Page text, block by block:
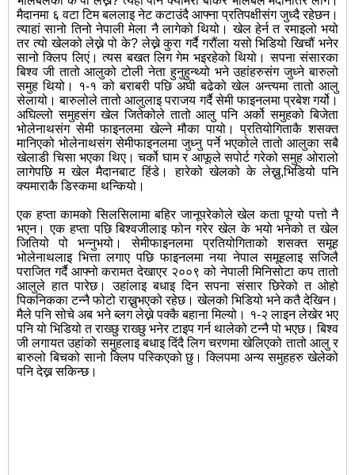
मैदानमा ६ वटा टिम बललाइ नेट कटाउंदै आफ्ना प्रतिपक्षीसंग जुध्दै रहेछन।
त्याहां सानो तिनो नेपाली मेला नै लागेको थियो। खेल हेर्न त रमाइलो भयो
तर त्यो खेलको लेख्ने पो के? लेख्ने कुरा गर्दै गरौंला यसो भिडियो खिचौं भनेर
सानो क्लिप लिएं। त्यस बखत लिग गेम भइरहेको थियो। सपना संसारका
बिश्व जी तातो आलुको टोली नेता हुनुहुन्थ्यो भने उहांहरुसंग जुध्ने बारुलो
समुह थियो। १-१ को बराबरी पछि अघी बढेको खेल अन्त्यमा तातो आलु
सेलायो। बारुलोले तातो आलुलाइ पराजय गर्दै सेमी फाइनलमा प्रबेश गर्यो।
अघिल्लो समुहसंग खेल जितेकोले तातो आलु पनि अर्को समुहको बिजेता
भोलेनाथसंग सेमी फाइनलमा खेल्ने मौका पायो। प्रतियोगिताकै शसक्त
मानिएको भोलेनाथसंग सेमीफाइनलमा जुध्नु पर्ने भएकोले तातो आलुका सबै
खेलाडी चिसा भएका थिए। चर्को घाम र आफूले सपोर्ट गरेको समुह ओरालो
लागेपछि म खेल मैदानबाट हिंडे। हारेको खेलको के लेख्नु,भिडियो पनि
क्यमाराकै डिस्कमा थन्कियो।
एक हप्ता कामको सिलसिलामा बहिर जानूपरेकोले खेल कता पूग्यो पत्तो नै
भएन। एक हप्ता पछि बिश्वजीलाइ फोन गरेर खेल के भयो भनेको त खेल
जितियो पो भन्नुभयो। सेमीफाइनलमा प्रतियोगिताको शसक्त समूह
भोलेनाथलाइ भित्ता लगाए पछि फाइनलमा नया नेपाल समूहलाइ सजिलै
पराजित गर्दै आफ्नो करामत देखाएर २००९ को नेपाली मिनिसोटा कप तातो
आलुले हात पारेछ। उहांलाइ बधाइ दिन सपना संसार छिरेको त ओहो
पिकनिकका टन्नै फोटो राख्नुभएको रहेछ। खेलको भिडियो भने कतै देखिन।
मैले पनि सोचे अब भने ब्लग लेख्ने पक्कै बहाना मिल्यो। १-२ लाइन लेखेर भए
पनि यो भिडियो त राख्छु राख्छु भनेर टाइप गर्न थालेको टन्नै पो भएछ। बिश्व
जी लगायत उहांको समुहलाइ बधाइ दिंदै लिग चरणमा खेलिएको तातो आलु र
बारुलो बिचको सानो क्लिप पस्किएको छु। क्लिपमा अन्य समुहहरु खेलेको
पनि देख्न सकिन्छ।